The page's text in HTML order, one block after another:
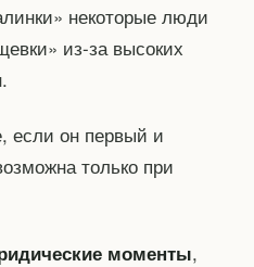
некоторые люди
из-за высоких
если он первый и
только при
моменты,